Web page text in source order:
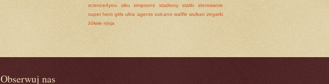
science4you
siku simpsons stadiony statki
sterowanie
super hero girls ultra agents vulcano waffle wulkan zegarki
żółwie ninja
Obserwuj nas